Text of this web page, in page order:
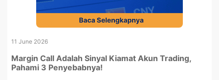
11 June 2026
Margin Call Adalah Sinyal Kiamat Akun Trading,
Pahami 3 Penyebabnya!